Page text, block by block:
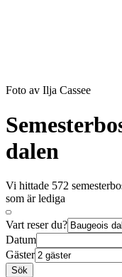
Foto av Ilja Cassee
dalen
Vi hittade 572
som är lediga
Vart reser du?
Datum
Gäster
Sök